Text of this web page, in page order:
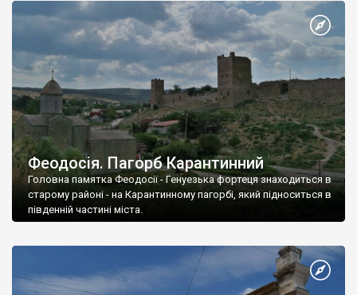
Феодосія. Пагорб Карантинний
Головна памятка Феодосії - Генуезька фортеця знаходиться в
старому районі - на Карантинному пагорбі, який підноситься в
південній частині міста.